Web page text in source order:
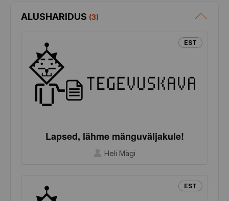
ALUSHARIDUS (3)
EST
Lapsed, lähme mänguväljakule!
Heli Mägi
EST